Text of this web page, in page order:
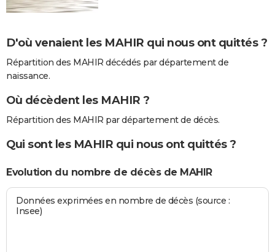
D'où venaient les MAHIR qui nous ont quittés ?
Répartition des MAHIR décédés par département de
naissance.
Où décèdent les MAHIR ?
Répartition des MAHIR par département de décès.
Qui sont les MAHIR qui nous ont quittés ?
Evolution du nombre de décès de MAHIR
Données exprimées en nombre de décès (source :
Insee)